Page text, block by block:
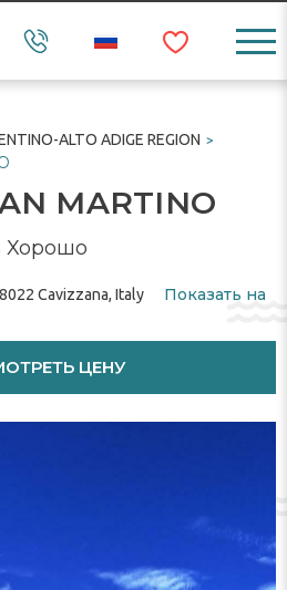
ALTO ADIGE REGION >
MARTINO
Хорошо
Cavizzana, Italy
Показать на
ЦЕНУ